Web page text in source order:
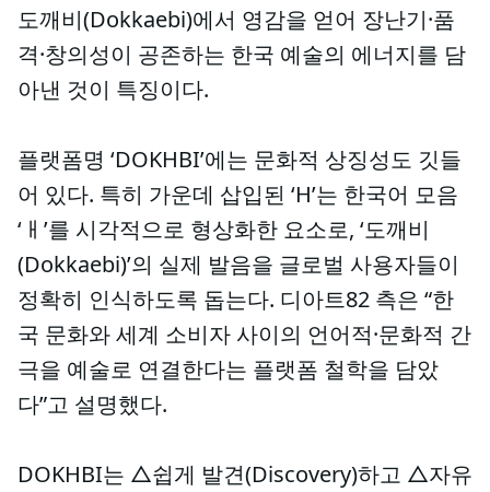
도깨비(Dokkaebi)에서 영감을 얻어 장난기·품
격·창의성이 공존하는 한국 예술의 에너지를 담
아낸 것이 특징이다.
플랫폼명 ‘DOKHBI’에는 문화적 상징성도 깃들
어 있다. 특히 가운데 삽입된 ‘H’는 한국어 모음
‘ㅐ’를 시각적으로 형상화한 요소로, ‘도깨비
(Dokkaebi)’의 실제 발음을 글로벌 사용자들이
정확히 인식하도록 돕는다. 디아트82 측은 “한
국 문화와 세계 소비자 사이의 언어적·문화적 간
극을 예술로 연결한다는 플랫폼 철학을 담았
다”고 설명했다.
DOKHBI는 △쉽게 발견(Discovery)하고 △자유